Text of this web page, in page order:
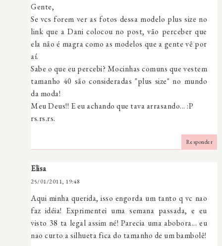
Gente,
Se vcs forem ver as fotos dessa modelo plus size no
link que a Dani colocou no post, vão perceber que
ela não é magra como as modelos que a gente vê por
aí.
Sabe o que eu percebi? Mocinhas comuns que vestem
tamanho 40 são consideradas "plus size" no mundo
da moda!
Meu Deus!! E eu achando que tava arrasando... :P
rs.rs.rs.
Responder
Elisa
25/01/2011, 19:48
Aqui minha querida, isso engorda um tanto q vc nao
faz idéia! Exprimentei uma semana passada, e eu
visto 38 ta legal assim né! Parecia uma abobora... eu
nao curto a silhueta fica do tamanho de um bambolê!